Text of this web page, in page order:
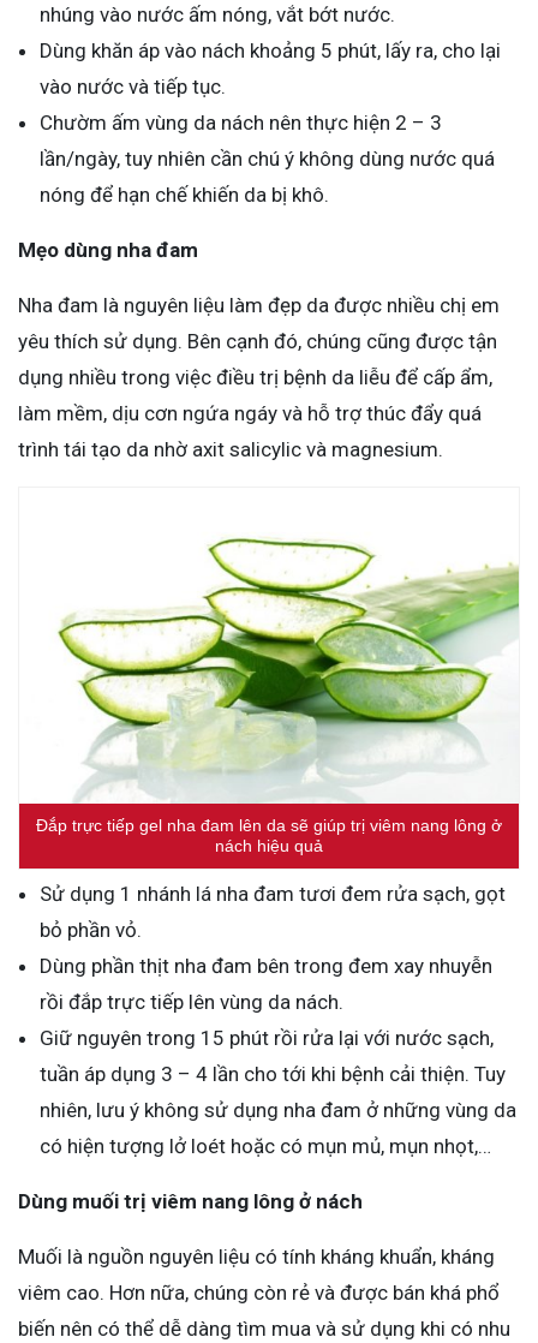
nhúng vào nước ấm nóng, vắt bớt nước.
Dùng khăn áp vào nách khoảng 5 phút, lấy ra, cho lại
vào nước và tiếp tục.
Chườm ấm vùng da nách nên thực hiện 2 – 3
lần/ngày, tuy nhiên cần chú ý không dùng nước quá
nóng để hạn chế khiến da bị khô.
Mẹo dùng nha đam
Nha đam là nguyên liệu làm đẹp da được nhiều chị em
yêu thích sử dụng. Bên cạnh đó, chúng cũng được tận
dụng nhiều trong việc điều trị bệnh da liễu để cấp ẩm,
làm mềm, dịu cơn ngứa ngáy và hỗ trợ thúc đẩy quá
trình tái tạo da nhờ axit salicylic và magnesium.
Đắp trực tiếp gel nha đam lên da sẽ giúp trị viêm nang lông ở
nách hiệu quả
Sử dụng 1 nhánh lá nha đam tươi đem rửa sạch, gọt
bỏ phần vỏ.
Dùng phần thịt nha đam bên trong đem xay nhuyễn
rồi đắp trực tiếp lên vùng da nách.
Giữ nguyên trong 15 phút rồi rửa lại với nước sạch,
tuần áp dụng 3 – 4 lần cho tới khi bệnh cải thiện. Tuy
nhiên, lưu ý không sử dụng nha đam ở những vùng da
có hiện tượng lở loét hoặc có mụn mủ, mụn nhọt,…
Dùng muối trị viêm nang lông ở nách
Muối là nguồn nguyên liệu có tính kháng khuẩn, kháng
viêm cao. Hơn nữa, chúng còn rẻ và được bán khá phổ
biến nên có thể dễ dàng tìm mua và sử dụng khi có nhu